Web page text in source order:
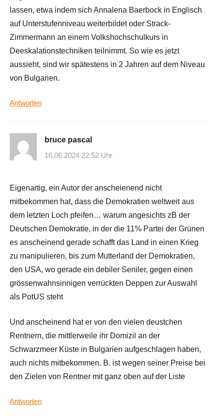
lassen, etwa indem sich Annalena Baerbock in Englisch
auf Unterstufenniveau weiterbildet oder Strack-
Zimmermann an einem Volkshochschulkurs in
Deeskalationstechniken teilnimmt. So wie es jetzt
aussieht, sind wir spätestens in 2 Jahren auf dem Niveau
von Bulgarien.
Antworten
bruce pascal
16.06.2024 22:52 Uhr
Eigenartig, ein Autor der anscheienend nicht
mitbekommen hat, dass die Demokratien weltweit aus
dem letzten Loch pfeifen… warum angesichts zB der
Deutschen Demokratie, in der die 11% Partei der Grünen
es anscheinend gerade schafft das Land in einen Krieg
zu manipulieren, bis zum Mutterland der Demokratien,
den USA, wo gerade ein debiler Seniler, gegen einen
grössenwahnsinnigen verrückten Deppen zur Auswahl
als PotUS steht
Und anscheinend hat er von den vielen deustchen
Rentnern, die mittlerweile ihr Domizil an der
Schwarzmeer Küste in Bulgarien aufgeschlagen haben,
auch nichts mitbekommen. B. ist wegen seiner Preise bei
den Zielen von Rentner mit ganz oben auf der Liste
Antworten